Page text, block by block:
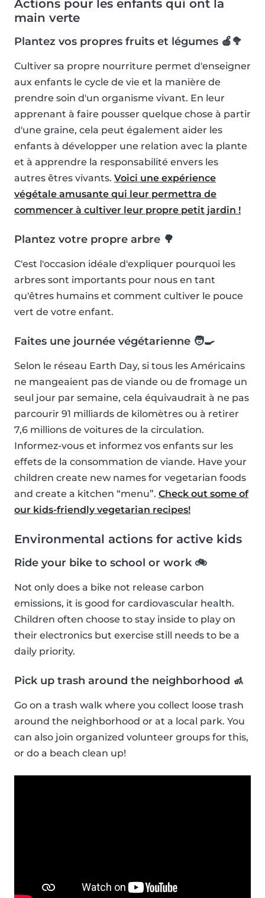
Actions pour les enfants qui ont la
main verte
Plantez vos propres fruits et légumes 🍎🥦
Cultiver sa propre nourriture permet d'enseigner
aux enfants le cycle de vie et la manière de
prendre soin d'un organisme vivant. En leur
apprenant à faire pousser quelque chose à partir
d'une graine, cela peut également aider les
enfants à développer une relation avec la plante
et à apprendre la responsabilité envers les
autres êtres vivants. Voici une expérience
végétale amusante qui leur permettra de
commencer à cultiver leur propre petit jardin !
Plantez votre propre arbre 🌳
C'est l'occasion idéale d'expliquer pourquoi les
arbres sont importants pour nous en tant
qu'êtres humains et comment cultiver le pouce
vert de votre enfant.
Faites une journée végétarienne 🧑‍🍳
Selon le réseau Earth Day, si tous les Américains
ne mangeaient pas de viande ou de fromage un
seul jour par semaine, cela équivaudrait à ne pas
parcourir 91 milliards de kilomètres ou à retirer
7,6 millions de voitures de la circulation.
Informez-vous et informez vos enfants sur les
effets de la consommation de viande. Have your
children create new names for vegetarian foods
and create a kitchen “menu”. Check out some of
our kids-friendly vegetarian recipes!
Environmental actions for active kids
Ride your bike to school or work 🚲
Not only does a bike not release carbon
emissions, it is good for cardiovascular health.
Children often choose to stay inside to play on
their electronics but exercise still needs to be a
daily priority.
Pick up trash around the neighborhood 🚮
Go on a trash walk where you collect loose trash
around the neighborhood or at a local park. You
can also join organized volunteer groups for this,
or do a beach clean up!